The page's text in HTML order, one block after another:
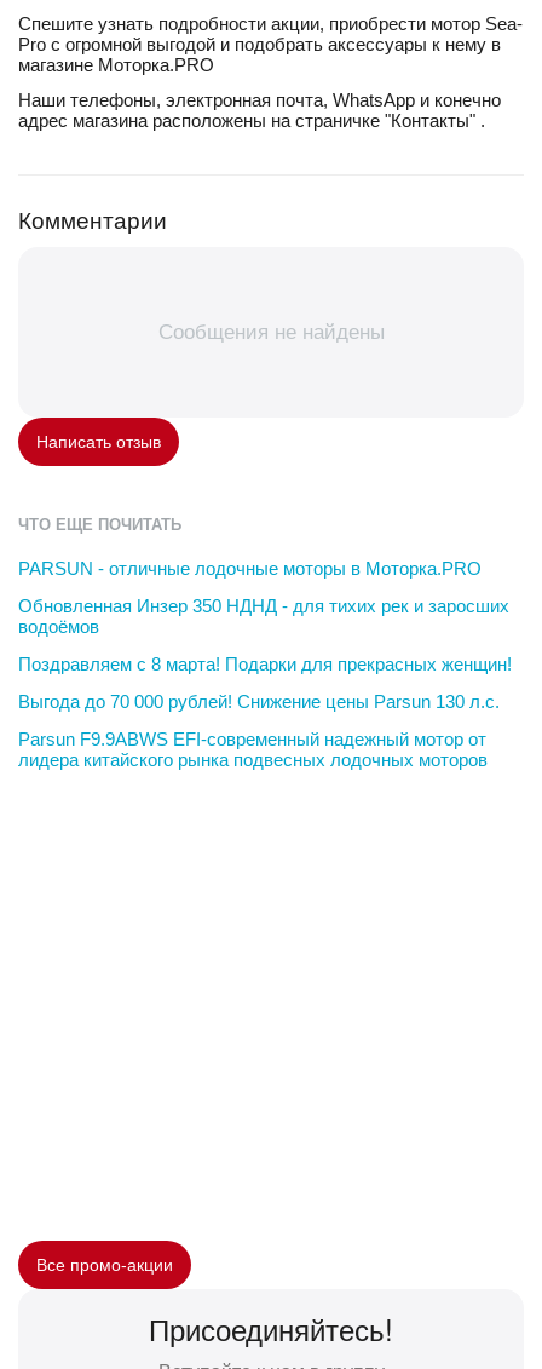
Спешите узнать подробности акции, приобрести мотор Sea-
Pro с огромной выгодой и подобрать аксессуары к нему в
магазине Моторка.PRO
Наши телефоны, электронная почта, WhatsApp и конечно
адрес магазина расположены на страничке "Контакты" .
Комментарии
Сообщения не найдены
Написать отзыв
ЧТО ЕЩЕ ПОЧИТАТЬ
PARSUN - отличные лодочные моторы в Моторка.PRO
Обновленная Инзер 350 НДНД - для тихих рек и заросших
водоёмов
Поздравляем с 8 марта! Подарки для прекрасных женщин!
Выгода до 70 000 рублей! Снижение цены Parsun 130 л.с.
Parsun F9.9ABWS EFI-современный надежный мотор от
лидера китайского рынка подвесных лодочных моторов
Все промо-акции
Присоединяйтесь!